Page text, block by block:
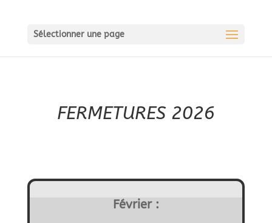
Sélectionner une page
FERMETURES 2026
Février :